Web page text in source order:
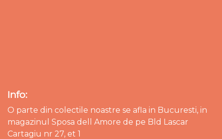
Info:
O parte din colectile noastre se afla in Bucuresti, in
magazinul Sposa dell Amore de pe Bld Lascar
Cartagiu nr 27, et 1